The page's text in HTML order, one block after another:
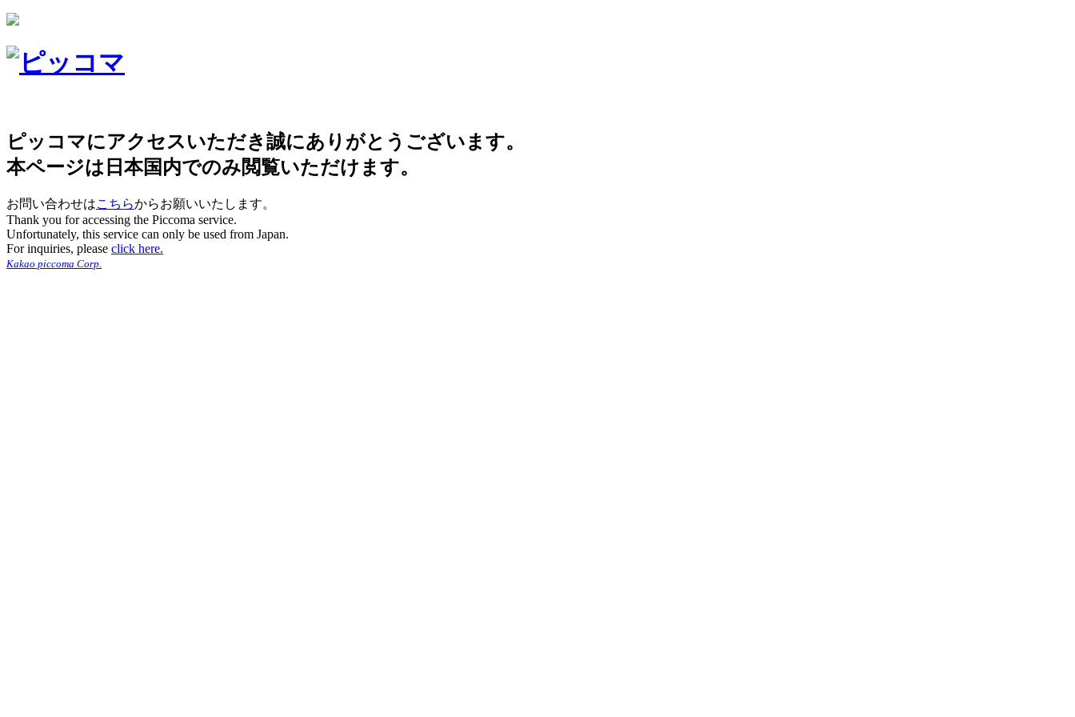
ピッコマにアクセスいただき誠にありがとうございます。
本ページは日本国内でのみ閲覧いただけます。
お問い合わせはこちらからお願いいたします。
Thank you for accessing the Piccoma service.
Unfortunately, this service can only be used from Japan.
For inquiries, please click here.
Kakao piccoma Corp.